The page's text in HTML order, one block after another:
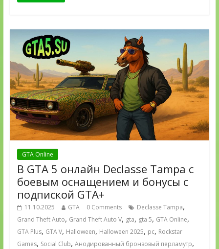
GTA Online
В GTA 5 онлайн Declasse Tampa с
боевым оснащением и бонусы с
подпиской GTA+
11.10.2025 GTA 0 Comments Declasse Tampa,
Grand Theft Auto, Grand Theft Auto V, gta, gta 5, GTA Online,
GTA Plus, GTA V, Halloween, Halloween 2025, pc, Rockstar
Games, Social Club, Анодированный бронзовый перламутр,